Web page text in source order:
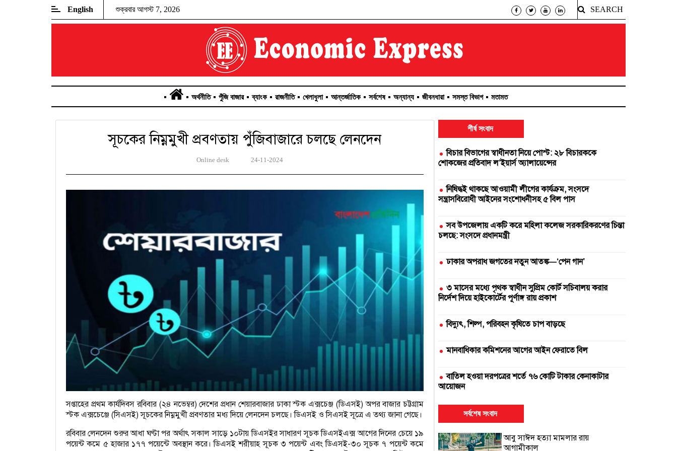
English শুক্রবার আগস্ট 7, 2026 SEARCH
অর্থনীতি পুঁজি বাজার ব্যাংক রাজনীতি খেলাধুলা আন্তর্জাতিক সর্বশেষ অন্যান্য জীবনধারা সমস্ত বিভাগ মতামত
সূচকের নিম্নমুখী প্রবণতায় পুঁজিবাজারে চলছে লেনদেন
Online desk 24-11-2024
সপ্তাহের প্রথম কার্যদিবস রবিবার (২৪ নভেম্বর) দেশের প্রধান শেয়ারবাজার ঢাকা স্টক এক্সচেঞ্জ (ডিএসই) অপর বাজার চট্টগ্রাম
স্টক এক্সচেঞ্জে (সিএসই) সূচকের নিম্নমুখী প্রবণতার মধ্য দিয়ে লেনদেন চলছে। ডিএসই ও সিএসই সূত্রে এ তথ্য জানা গেছে।
রবিবার লেনদেন শুরুর আধা ঘণ্টা পর অর্থাৎ সকাল সাড়ে ১০টায় ডিএসইর সাধারণ সূচক ডিএসইএক্স আগের দিনের চেয়ে ১৯
পয়েন্ট কমে ৫ হাজার ১৭৭ পয়েন্টে অবস্থান করে। ডিএসই শরীয়াহ সূচক ৩ পয়েন্ট এবং ডিএসই-৩০ সূচক ৭ পয়েন্ট কমে
শীর্ষ সংবাদ
বিচার বিভাগের স্বাধীনতা নিয়ে পোস্ট: ২৮ বিচারককে
শোকজের প্রতিবাদ ল’ইয়ার্স অ্যালায়েন্সের
নিষিদ্ধই থাকছে আওয়ামী লীগের কার্যক্রম, সংসদে
সন্ত্রাসবিরোধী আইনের সংশোধনীসহ ৫ বিল পাস
সব উপজেলায় একটি করে মহিলা কলেজ সরকারিকরণের চিন্তা
চলছে: সংসদে প্রধানমন্ত্রী
ঢাকার অপরাধ জগতের নতুন আতঙ্ক—‘পেন গান’
৩ মাসের মধ্যে পৃথক স্বাধীন সুপ্রিম কোর্ট সচিবালয় করার
নির্দেশ দিয়ে হাইকোর্টের পূর্ণাঙ্গ রায় প্রকাশ
বিদ্যুৎ, শিল্প, পরিবহন কৃষিতে চাপ বাড়ছে
মানবাধিকার কমিশনের আগের আইন ফেরাতে বিল
বাতিল হওয়া দরপত্রের শর্তে ৭৬ কোটি টাকার কেনাকাটার
আয়োজন
দুই সার কারখানা বন্ধ, আরেকটি বন্ধের পথে
এক উপাচার্যের ৫৪৭ দিনে ৪২৫ নিয়োগ
সর্বশেষ সংবাদ
আবু সাঈদ হত্যা মামলার রায়
আগামীকাল